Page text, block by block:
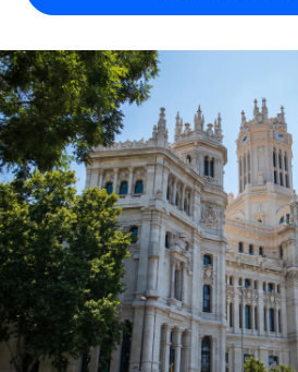
Globales Onboarding und
Freelancer:innen
PEO
Auslagern von komplexen HR-
INFRASTRUKTUR
Remote Embedded
Nahtlose Integration der HR in
Plattform
Integrierte HR-Kernfunktionen für
WACHSTUMSPHASE
Startups
Agile HR- und Payroll-Lösungen
Unternehmen
Mittelstand
Maßgeschneiderte HR-
vergrößern
Enterprise
Globale HR für Konzerne und
Personalkostenrechner
Gesamtbeschäftigungskosten
Honorarzahlungen
Informationen zu möglichen
Abwicklungsfristen für globale
LERNEN MIT REMOTE
Forschung und Leitfäden
Fallstudien
HR-Glossar
Nederlands
Français
Deutsch
Español
Italiano
Português (Portugal)